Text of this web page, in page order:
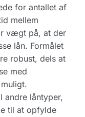
for antallet af
mellem
vægt på, at der
lån. Formålet
robust, dels at
med
andre låntyper,
til at opfylde